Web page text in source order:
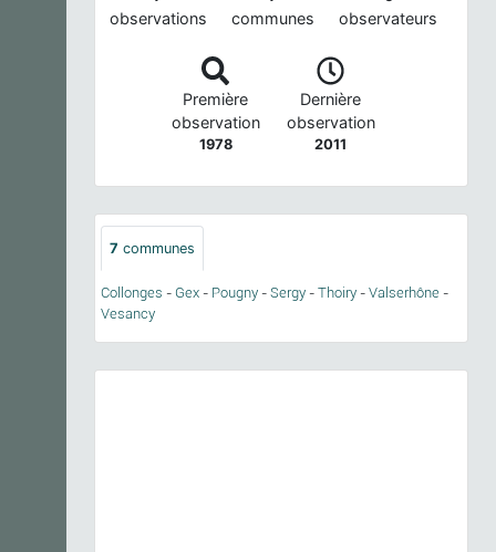
observations communes observateurs
Première
observation
1978
Dernière
observation
2011
7 communes
Collonges - Gex - Pougny - Sergy - Thoiry - Valserhône -
Vesancy